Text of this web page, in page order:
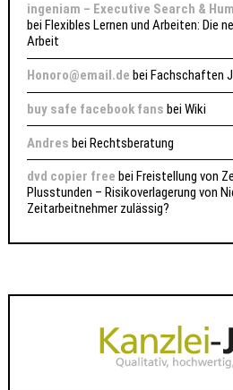
ingeniam – Executive Search &
bei Flexibles Lernen und Arbeiten: Die
Arbeit
Honoro@email.de beiFachschaften
buy safe facebook fans beiWiki
Andres beiRechtsberatung
dvd copier free bei Freistellung von
Plusstunden – Risikoverlagerung von
Zeitarbeitnehmer zulässig?